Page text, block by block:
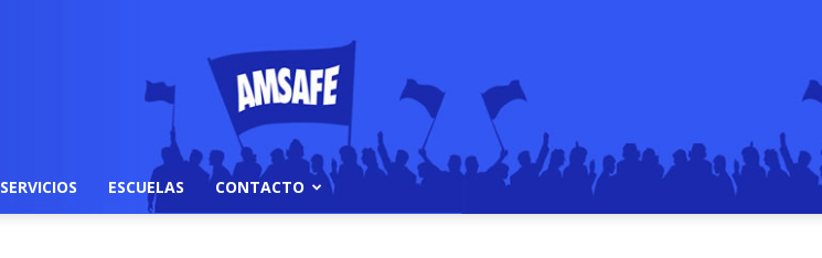
SERVICIOS ESCUELAS CONTACTO